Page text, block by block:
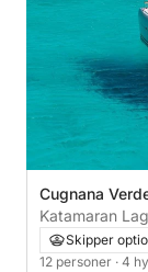
Cugnana
Skipper
12 personer · 4